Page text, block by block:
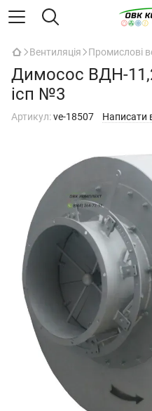
Вентиляція Промислові
Димосос ВДН-
ісп №3
Артикул:ve-18507 Написати